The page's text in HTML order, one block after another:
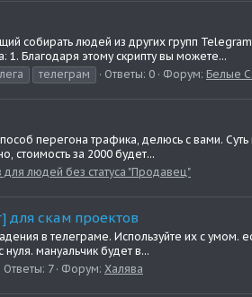
собирать людей из других групп
1. Благодаря этому скрипту вы можете...
телеграм Ответы: 0 Форум: Белые
перегона трафика, делюсь с вами.
стоимость за 2000 будет...
для людей без статуса "Продавец"
для скам проектов
в телеграме. Используйте их с умом.
мануальчик будет в...
Ответы: 7 Форум: Халява